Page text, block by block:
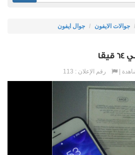
جوالات الايفون جوال ايفون
رقم الإعلان : 113